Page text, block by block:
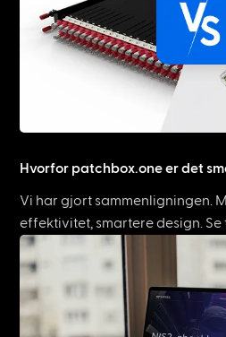
Hvorfor patchbox.one er det
Vi har gjort sammenligningen.
effektivitet, smartere design. Se